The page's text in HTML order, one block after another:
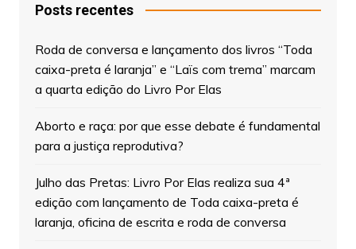
Posts recentes
Roda de conversa e lançamento dos livros “Toda
caixa-preta é laranja” e “Laïs com trema” marcam
a quarta edição do Livro Por Elas
Aborto e raça: por que esse debate é fundamental
para a justiça reprodutiva?
Julho das Pretas: Livro Por Elas realiza sua 4ª
edição com lançamento de Toda caixa-preta é
laranja, oficina de escrita e roda de conversa